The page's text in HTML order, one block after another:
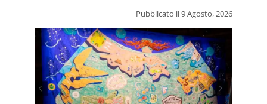
Pubblicato il 9 Agosto, 2026